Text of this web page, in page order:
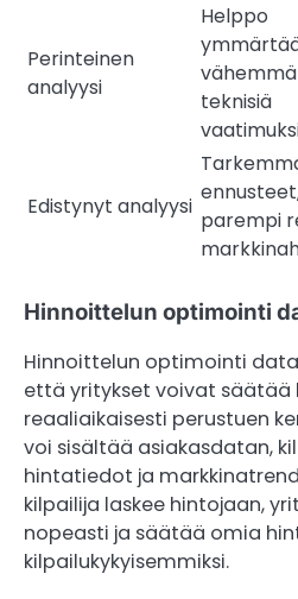
Perinteinen
analyysi
Helppo
teknisiä
Edistynyt analyysi
parempi
Hinnoittelun optimointi
Hinnoittelun optimointi
että yritykset voivat säätää
reaaliaikaisesti perustuen
voi sisältää asiakasdatan,
hintatiedot ja
kilpailija laskee hintojaan,
nopeasti ja säätää omia
kilpailukykyisemmiksi.